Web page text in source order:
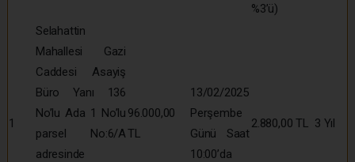
%3’ü)
1
Selahattin
Mahallesi Gazi
Caddesi Asayiş
Büro Yanı 136
No’lu Ada 1 No’lu
parsel No:6/A
adresinde
96.000,00
TL
13/02/2025
Perşembe
Günü Saat
10:00’da
2.880,00 TL 3 Yıl